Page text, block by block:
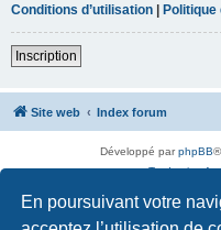
En poursuivant votre
Conditions d’utilisation | Politique
Inscription
Site web Index forum
Développé parphpBB
Traduction